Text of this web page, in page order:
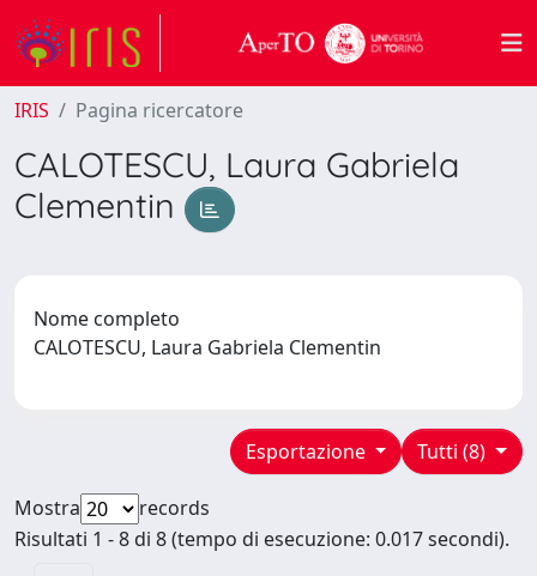
IRIS Pagina ricercatore
CALOTESCU, Laura Gabriela
Clementin
Nome completo
CALOTESCU, Laura Gabriela Clementin
Tutti (8)
Esportazione
Mostra
records
Risultati 1 - 8 di 8 (tempo di esecuzione: 0.017 secondi).